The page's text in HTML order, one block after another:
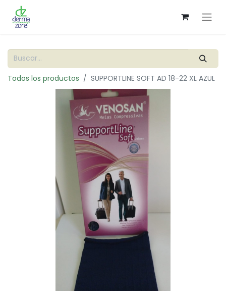
Todos los productos SUPPORTLINE SOFT AD 18-22 XL AZUL